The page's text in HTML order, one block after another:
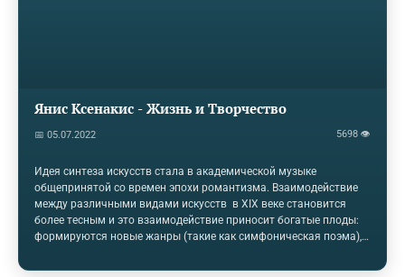
Янис Ксенакис - Жизнь и Творчество
📅 05.07.2022 5698 👁
Идея синтеза искусств стала в академической музыке
общепринятой со времен эпохи романтизма. Взаимодействие
между различными видами искусств в XIX веке становится
более тесным и это взаимодействие приносит богатые плоды:
формируются новые жанры (такие как симфоническая поэма),
художественная песня, совершенствуются вокальные жанры в